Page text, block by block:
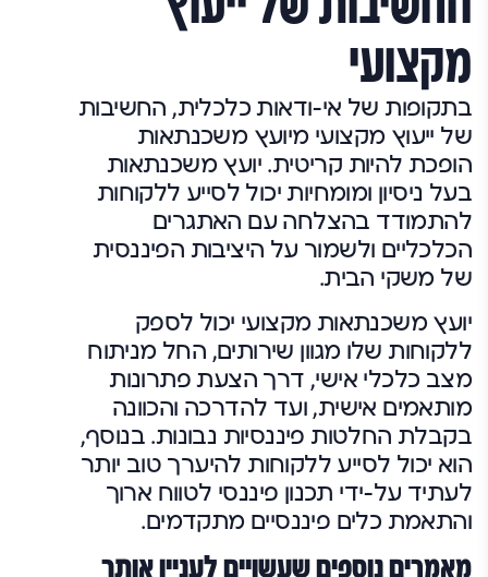
מקצועי
בתקופות של אי-ודאות כלכלית, החשיבות
של ייעוץ מקצועי מיועץ משכנתאות
הופכת להיות קריטית. יועץ משכנתאות
בעל ניסיון ומומחיות יכול לסייע ללקוחות
להתמודד בהצלחה עם האתגרים
הכלכליים ולשמור על היציבות הפיננסית
של משקי הבית.
יועץ משכנתאות מקצועי יכול לספק
ללקוחות שלו מגוון שירותים, החל מניתוח
מצב כלכלי אישי, דרך הצעת פתרונות
מותאמים אישית, ועד להדרכה והכוונה
בקבלת החלטות פיננסיות נבונות. בנוסף,
הוא יכול לסייע ללקוחות להיערך טוב יותר
לעתיד על-ידי תכנון פיננסי לטווח ארוך
והתאמת כלים פיננסיים מתקדמים.
מאמרים נוספים שעשויים לעניין אותך